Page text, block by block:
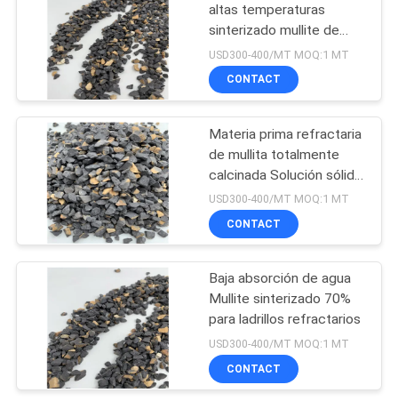
Carburo de silicio
verde
15
Polvo calcinado del
alúmina
altas temperaturas
sinterizado mullite de
baja porosidad 60%
USD300-400/MT MOQ:1 MT
CONTACT
Materia prima refractaria
de mullita totalmente
calcinada Solución sólida
binaria
USD300-400/MT MOQ:1 MT
CONTACT
Baja absorción de agua
Mullite sinterizado 70%
para ladrillos refractarios
USD300-400/MT MOQ:1 MT
CONTACT